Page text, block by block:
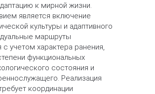
к мирной жизни.
является включение
культуры и адаптивного
маршруты
с учетом характера ранения,
функциональных
состояния и
Реализация
координации